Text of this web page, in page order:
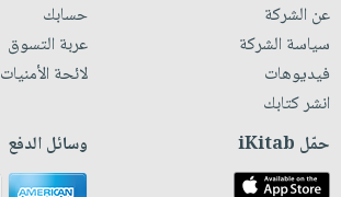
عن الشركة
سياسة الشركة
فيديوهات
انشر كتابك
حسابك
عربة التسوق
لائحة الأمنيات
حمّل iKitab وسائل الدفع